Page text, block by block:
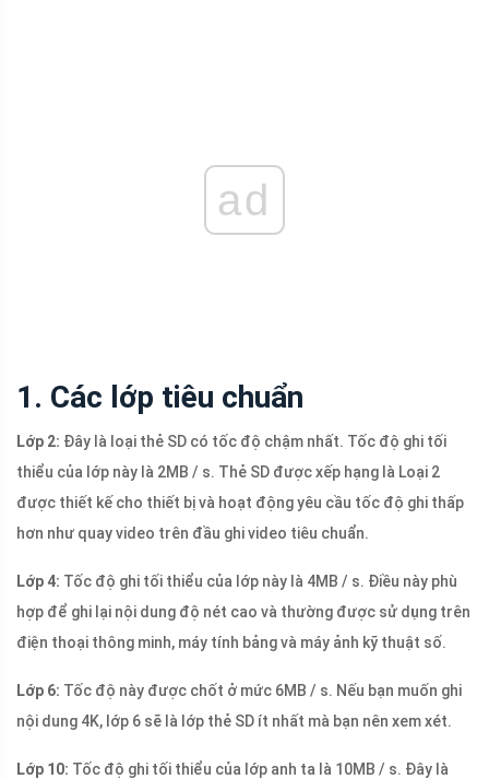
ad
1. Các lớp tiêu chuẩn
Lớp 2: Đây là loại thẻ SD có tốc độ chậm nhất. Tốc độ ghi tối
thiểu của lớp này là 2MB / s. Thẻ SD được xếp hạng là Loại 2
được thiết kế cho thiết bị và hoạt động yêu cầu tốc độ ghi thấp
hơn như quay video trên đầu ghi video tiêu chuẩn.
Lớp 4: Tốc độ ghi tối thiểu của lớp này là 4MB / s. Điều này phù
hợp để ghi lại nội dung độ nét cao và thường được sử dụng trên
điện thoại thông minh, máy tính bảng và máy ảnh kỹ thuật số.
Lớp 6: Tốc độ này được chốt ở mức 6MB / s. Nếu bạn muốn ghi
nội dung 4K, lớp 6 sẽ là lớp thẻ SD ít nhất mà bạn nên xem xét.
Lớp 10: Tốc độ ghi tối thiểu của lớp anh ta là 10MB / s. Đây là